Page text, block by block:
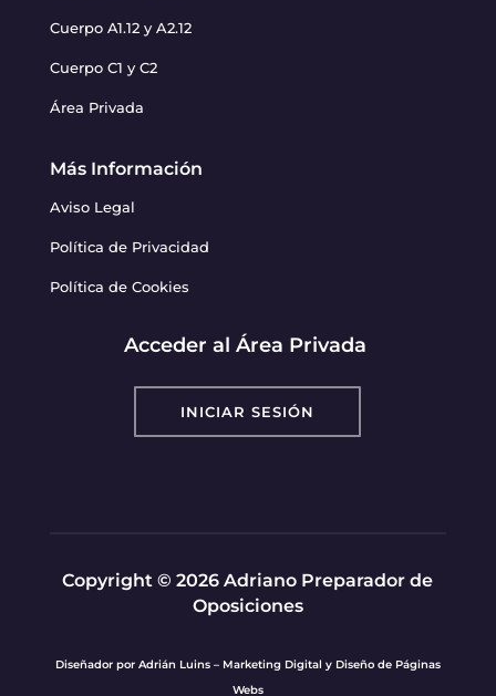
Cuerpo A1.12 y A2.12
Cuerpo C1 y C2
Área Privada
Más Información
Aviso Legal
Política de Privacidad
Política de Cookies
Acceder al Área Privada
INICIAR SESIÓN
Copyright © 2026 Adriano Preparador de
Oposiciones
Diseñador por Adrián Luins – Marketing Digital y Diseño de Páginas
Webs